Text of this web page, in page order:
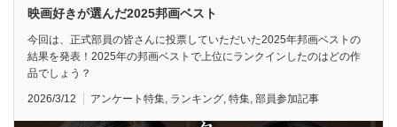
映画好きが選んだ2025邦画ベスト
今回は、正式部員の皆さんに投票していただいた2025年邦画ベストの
結果を発表！2025年の邦画ベストで上位にランクインしたのはどの作
品でしょう？
2026/3/12 アンケート特集, ランキング, 特集, 部員参加記事